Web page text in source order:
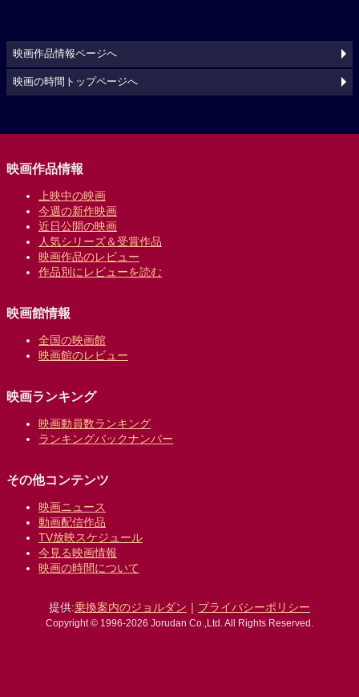
映画作品情報ページへ
映画の時間トップページへ
映画作品情報
上映中の映画
今週の新作映画
近日公開の映画
人気シリーズ＆受賞作品
映画作品のレビュー
作品別にレビューを読む
映画館情報
全国の映画館
映画館のレビュー
映画ランキング
映画動員数ランキング
ランキングバックナンバー
その他コンテンツ
映画ニュース
動画配信作品
TV放映スケジュール
今見る映画情報
映画の時間について
提供:乗換案内のジョルダン ｜ プライバシーポリシー
Copyright © 1996-2026 Jorudan Co.,Ltd. All Rights Reserved.